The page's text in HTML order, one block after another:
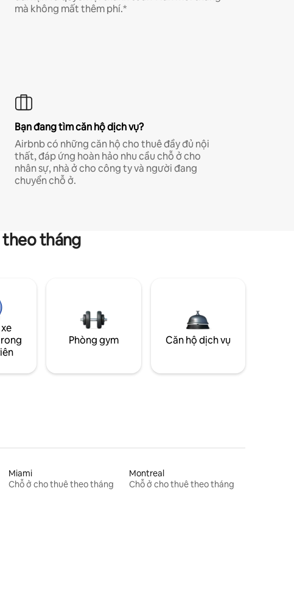
mà không mất thêm phí.*
Bạn đang tìm căn hộ dịch vụ?
Airbnb có những căn hộ cho thuê đầy đủ nội
thất, đáp ứng hoàn hảo nhu cầu chỗ ở cho
nhân sự, nhà ở cho công ty và người đang
chuyển chỗ ở.
theo tháng
Phòng gym Căn hộ dịch vụ
Miami
Chỗ ở cho thuê theo tháng
Montreal
Chỗ ở cho thuê theo tháng